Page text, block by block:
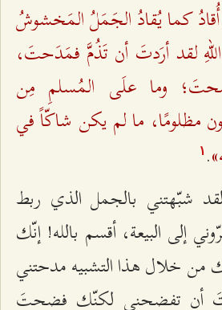
كما يُقادُ الجَمَلُ المَخشوشُ
لقد أرَدتَ أن تَذُمَّ فمَدَحتَ،
وما علَی المُسلمِ مِن
مظلومًا، ما لم يكن شاكّاً في
. ۱
شبّهتني بالجمل الذي ربط
إلى البيعة، أقسم بالله! إنّك
من خلال هذا التشبيه مدحتني
أن تفضحني لكنّك فضحتَ